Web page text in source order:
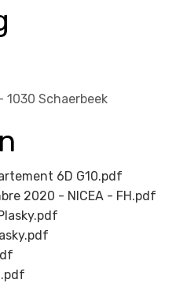
1030 Schaerbeek
6D G10.pdf
2020 - NICEA - FH.pdf